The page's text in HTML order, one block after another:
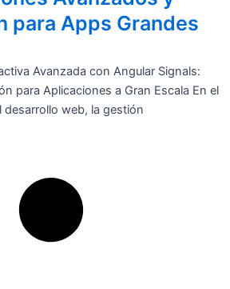
para Apps Grandes
Avanzada con Angular Signals:
para Aplicaciones a Gran Escala En el
web, la gestión